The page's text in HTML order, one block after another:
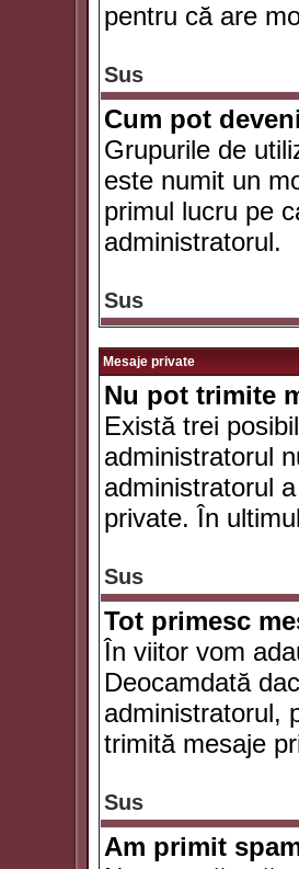
pentru că are
Sus
Cum pot
Grupurile de
este numit un
primul lucru pe
administratorul.
Sus
Mesaje private
Nu pot trimite
Există trei
administratorul
administratorul
private. În
Sus
Tot primesc
În viitor vom
Deocamdată
administratorul,
trimită mesaje
Sus
Am primit